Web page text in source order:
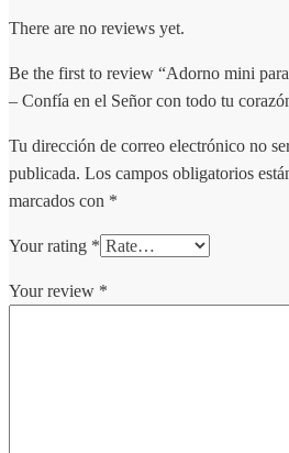
There are no reviews yet.
Be the first to review “Adorno mini
– Confía en el Señor con todo tu
Tu dirección de correo electrónico no
publicada. Los campos obligatorios
marcados con *
Your rating *
Your review *